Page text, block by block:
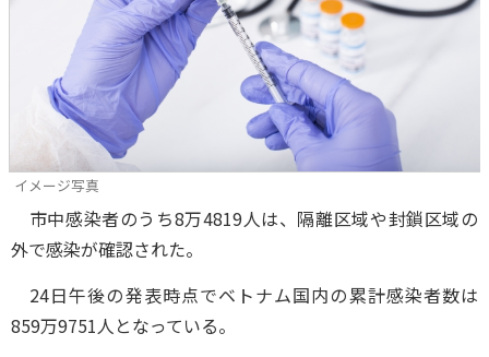
イメージ写真
市中感染者のうち8万4819人は、隔離区域や封鎖区域の
外で感染が確認された。
24日午後の発表時点でベトナム国内の累計感染者数は
859万9751人となっている。